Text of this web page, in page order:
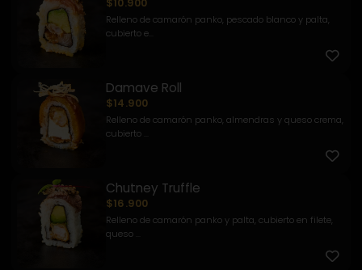
Relleno de camarón panko, pescado blanco y palta,
cubierto e...
Damave Roll
$14.900
Relleno de camarón panko, almendras y queso crema,
cubierto ...
Chutney Truffle
$16.900
Relleno de camarón panko y palta, cubierto en filete,
queso ...